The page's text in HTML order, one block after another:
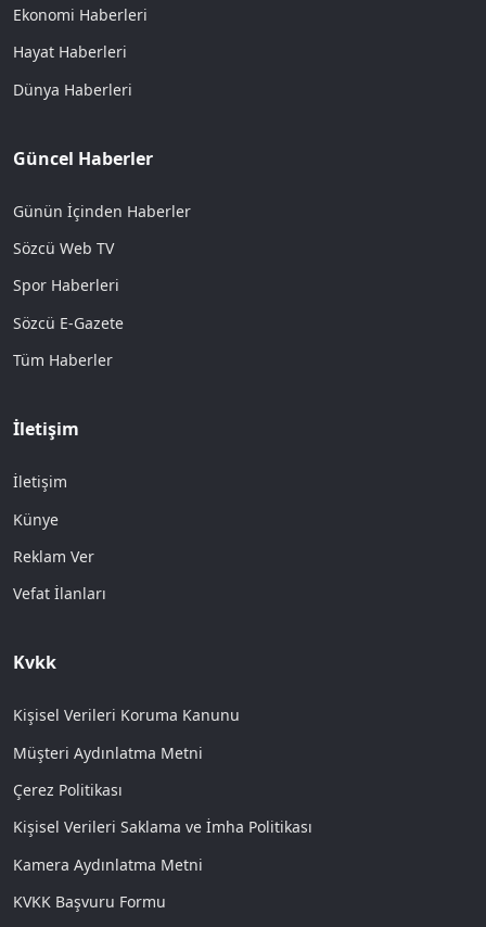
Ekonomi Haberleri
Hayat Haberleri
Dünya Haberleri
Güncel Haberler
Günün İçinden Haberler
Sözcü Web TV
Spor Haberleri
Sözcü E-Gazete
Tüm Haberler
İletişim
İletişim
Künye
Reklam Ver
Vefat İlanları
Kvkk
Kişisel Verileri Koruma Kanunu
Müşteri Aydınlatma Metni
Çerez Politikası
Kişisel Verileri Saklama ve İmha Politikası
Kamera Aydınlatma Metni
KVKK Başvuru Formu